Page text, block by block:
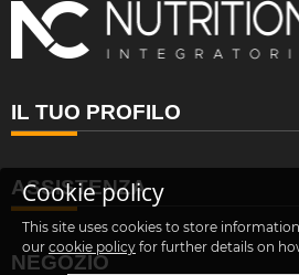
IL TUO PROFILO
ASSISTENZA
NEGOZIO
Cookie policy
This site uses cookies to store
our cookie policy for further details on